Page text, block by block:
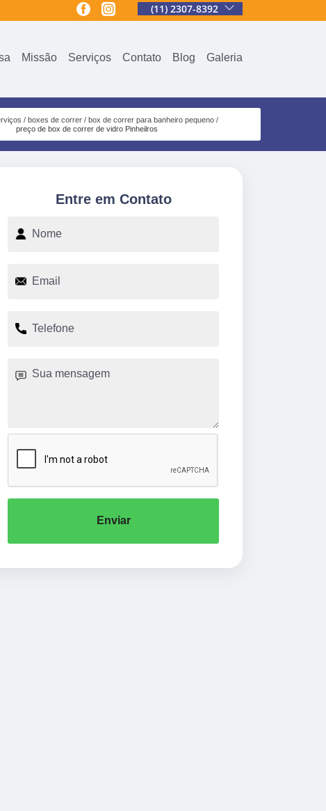
(11) 2307-8392
Missão Serviços Contato Blog Galeria
boxes de correr
box de correr para banheiro pequeno
preço de box de correr de vidro Pinheilros
Entre em Contato
Enviar